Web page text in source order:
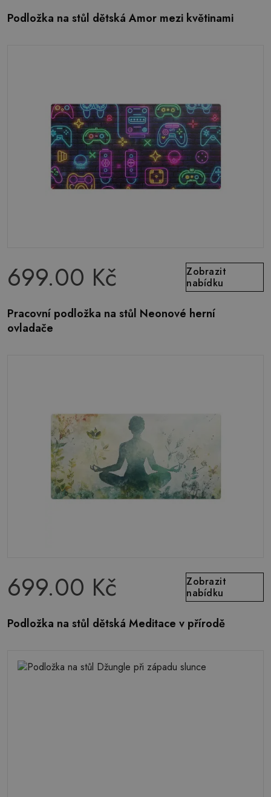
Podložka na stůl dětská Amor mezi květinami
699.00 Kč
Zobrazit
nabídku
Pracovní podložka na stůl Neonové herní
ovladače
699.00 Kč
Zobrazit
nabídku
Podložka na stůl dětská Meditace v přírodě